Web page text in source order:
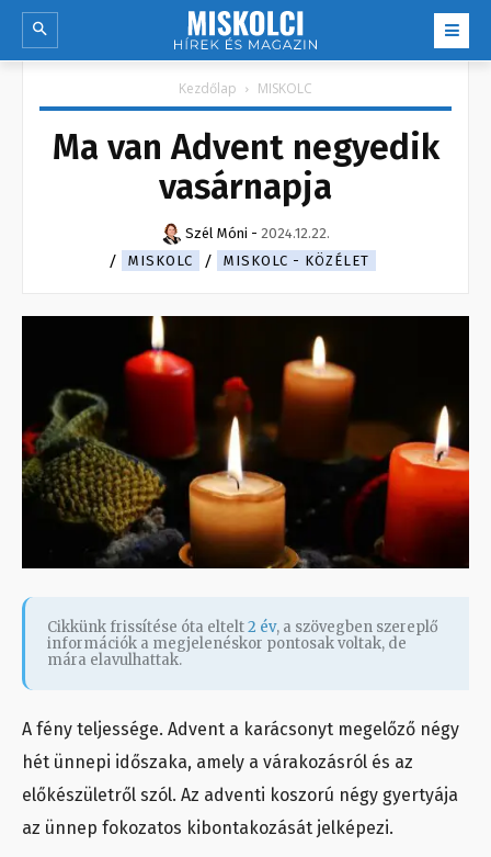
Kezdőlap MISKOLC
Ma van Advent negyedik
vasárnapja
Szél Móni - 2024.12.22.
MISKOLC
MISKOLC - KÖZÉLET
Cikkünk frissítése óta eltelt2 év, a szövegben szereplő
információk a megjelenéskor pontosak voltak, de
mára elavulhattak.
A fény teljessége. Advent a karácsonyt megelőző négy
hét ünnepi időszaka, amely a várakozásról és az
előkészületről szól. Az adventi koszorú négy gyertyája
az ünnep fokozatos kibontakozását jelképezi.